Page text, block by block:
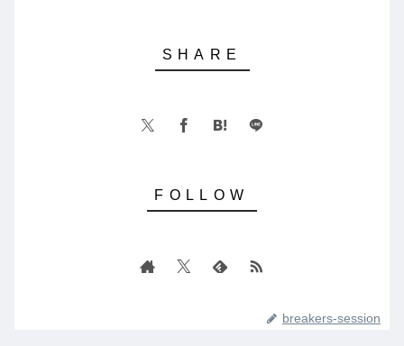
breakers-session